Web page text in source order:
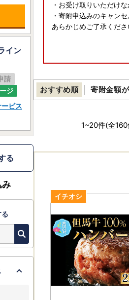
・お受け取りいただけ
・寄附申込みのキャン
あらかじめご了承くださ
お客様からいただいた
したりすることはござ
い道に関する報告、高
御不明な点や、電子メ
おすすめ順 寄附金額が
1~20件(全160
イン
請
ジ
ビス
る
み